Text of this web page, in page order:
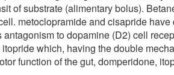
of substrate (alimentary bolus).
metoclopramide and cisapride
to dopamine (D2) cell
which, having the double
function of the gut, domperidone,